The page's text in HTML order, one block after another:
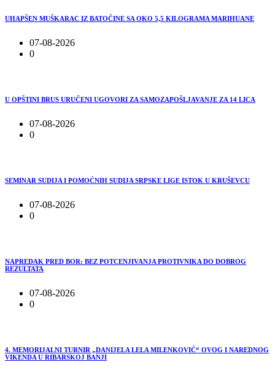
UHAPŠEN MUŠKARAC IZ BATOČINE SA OKO 5,5 KILOGRAMA MARIHUANE
07-08-2026
0
U OPŠTINI BRUS URUČENI UGOVORI ZA SAMOZAPOŠLJAVANJE ZA 14 LICA
07-08-2026
0
SEMINAR SUDIJA I POMOĆNIH SUDIJA SRPSKE LIGE ISTOK U KRUŠEVCU
07-08-2026
0
NAPREDAK PRED BOR: BEZ POTCENJIVANJA PROTIVNIKA DO DOBROG
REZULTATA
07-08-2026
0
4. MEMORIJALNI TURNIR „DANIJELA LELA MILENKOVIĆ“ OVOG I NAREDNOG
VIKENDA U RIBARSKOJ BANJI